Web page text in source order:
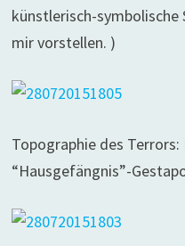
künstlerisch-
mir vorstellen. )
Topographie des
“Hausgefängnis”-